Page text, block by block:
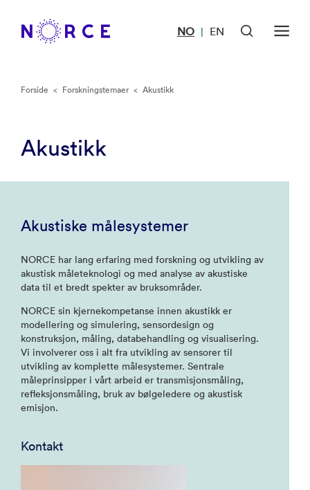
NO | EN
Forside < Forskningstemaer < Akustikk
Akustikk
Akustiske målesystemer
NORCE har lang erfaring med forskning og utvikling av
akustisk måleteknologi og med analyse av akustiske
data til et bredt spekter av bruksområder.
NORCE sin kjernekompetanse innen akustikk er
modellering og simulering, sensordesign og
konstruksjon, måling, databehandling og visualisering.
Vi involverer oss i alt fra utvikling av sensorer til
utvikling av komplette målesystemer. Sentrale
måleprinsipper i vårt arbeid er transmisjonsmåling,
refleksjonsmåling, bruk av bølgeledere og akustisk
emisjon.
Kontakt